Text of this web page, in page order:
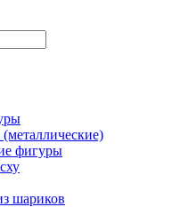
фигуры
шариков